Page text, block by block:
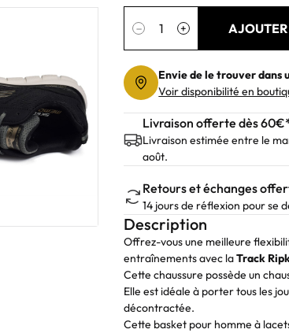
− +
Envie de le trouver dans
Voir disponibilité en
Livraison offerte dès
Livraison estimée entre le
août.
Retours et échanges
14 jours de réflexion pour se
Description
Offrez-vous une meilleure
entraînements avec laTrack
Cette chaussure possède un
Elle est idéale à porter tous les
décontractée.
Cette basket pour homme à